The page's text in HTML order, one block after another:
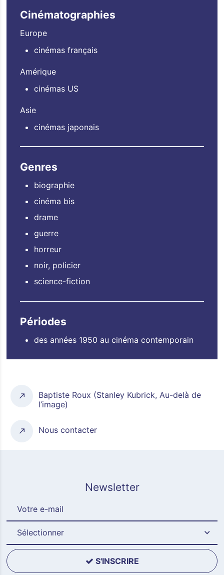
Cinématographies
Europe
cinémas français
Amérique
cinémas US
Asie
cinémas japonais
Genres
biographie
cinéma bis
drame
guerre
horreur
noir, policier
science-fiction
Périodes
des années 1950 au cinéma contemporain
Baptiste Roux (Stanley Kubrick, Au-delà de
l’image)
Nous contacter
Newsletter
Sélectionner
S'INSCRIRE